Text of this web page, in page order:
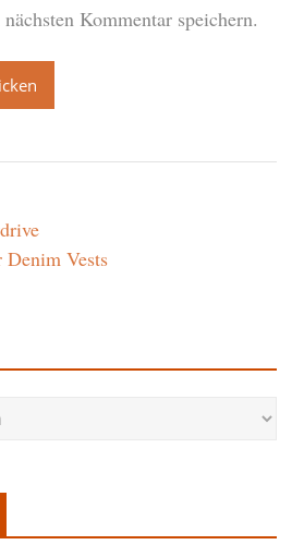
Kommentar speichern.
Denim Vests